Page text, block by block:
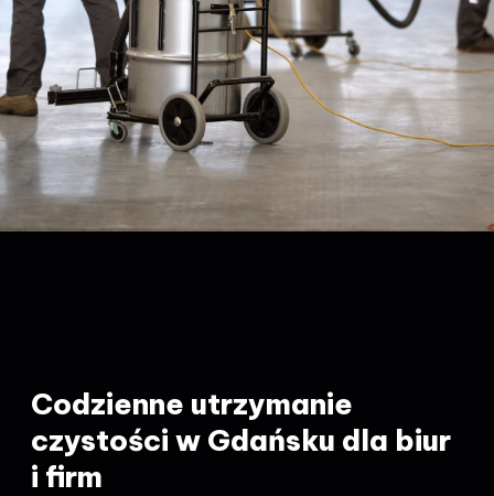
Codzienne utrzymanie
czystości w Gdańsku dla biur
i firm